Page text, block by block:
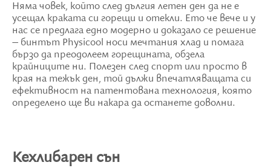
Няма човек, който след дългия летен ден да не е
усещал краката си горещи и отекли. Ето че вече и у
нас се предлага едно модерно и доказало се решение
– бинтът Physicool носи мечтания хлад и помага
бързо да преодолеем горещината, обзела
крайниците ни. Полезен след спорт или просто в
края на тежък ден, той дължи впечатляващата си
ефективност на патентована технология, която
определено ще ви накара да останете доволни.
Кехлибарен сън